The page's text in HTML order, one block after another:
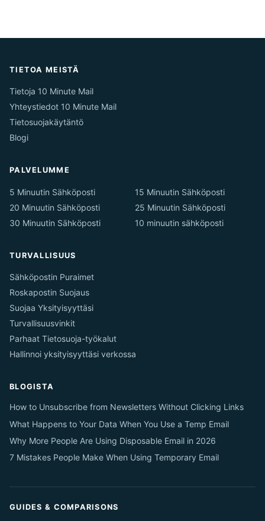
TIETOA MEISTÄ
Tietoja 10 Minute Mail
Yhteystiedot 10 Minute Mail
Tietosuojakäytäntö
Blogi
PALVELUMME
5 Minuutin Sähköposti
15 Minuutin Sähköposti
20 Minuutin Sähköposti
25 Minuutin Sähköposti
30 Minuutin Sähköposti
10 minuutin sähköposti
TURVALLISUUS
Sähköpostin Puraimet
Roskapostin Suojaus
Suojaa Yksityisyyttäsi
Turvallisuusvinkit
Parhaat Tietosuoja-työkalut
Hallinnoi yksityisyyttäsi verkossa
BLOGISTA
How to Unsubscribe from Newsletters Without Clicking Links
What Happens to Your Data When You Use a Temp Email
Why More People Are Using Disposable Email in 2026
7 Mistakes People Make When Using Temporary Email
GUIDES & COMPARISONS